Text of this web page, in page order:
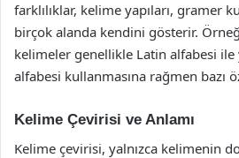
farklılıklar, kelime yapıları, gramer
birçok alanda kendini gösterir.
kelimeler genellikle Latin alfabesi ile
alfabesi kullanmasına rağmen bazı
Kelime Çevirisi ve Anlamı
Kelime çevirisi, yalnızca kelimenin